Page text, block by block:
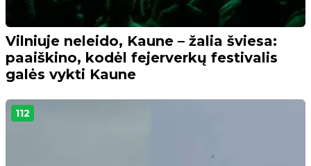
Vilniuje neleido, Kaune – žalia šviesa:
paaiškino, kodėl fejerverkų festivalis
galės vykti Kaune
112